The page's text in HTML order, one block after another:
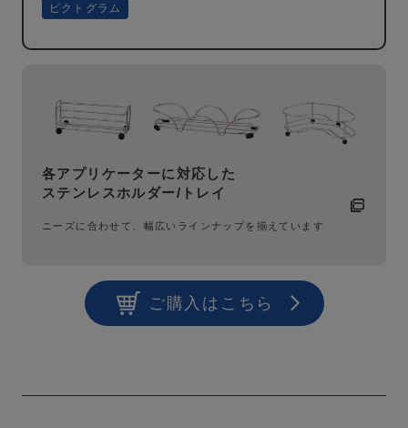
ピクトグラム
各アプリケーターに対応した
ステンレスホルダー/トレイ
ニーズに合わせて、幅広いラインナップを揃えています
ご購入はこちら